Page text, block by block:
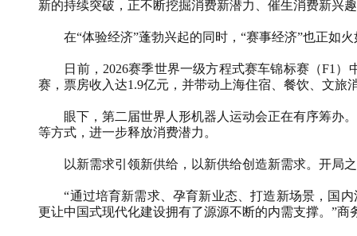
新的持续突破，正不断挖掘消费新潜力、催生消费新兴
在“体验经济”蓬勃兴起的同时，“赛事经济”也正如火
日前，2026赛季世界一级方程式赛车锦标赛（F1）
赛，票房收入达1.9亿元，并带动上海住宿、餐饮、文旅
眼下，第二届世界人形机器人运动会正在有序筹办。
等方式，进一步释放消费潜力。
以新需求引领新供给，以新供给创造新需求。开局之
“通过培育新需求、孕育新业态、打造新场景，国内
更让中国式现代化建设拥有了源源不断的内需支撑。”商